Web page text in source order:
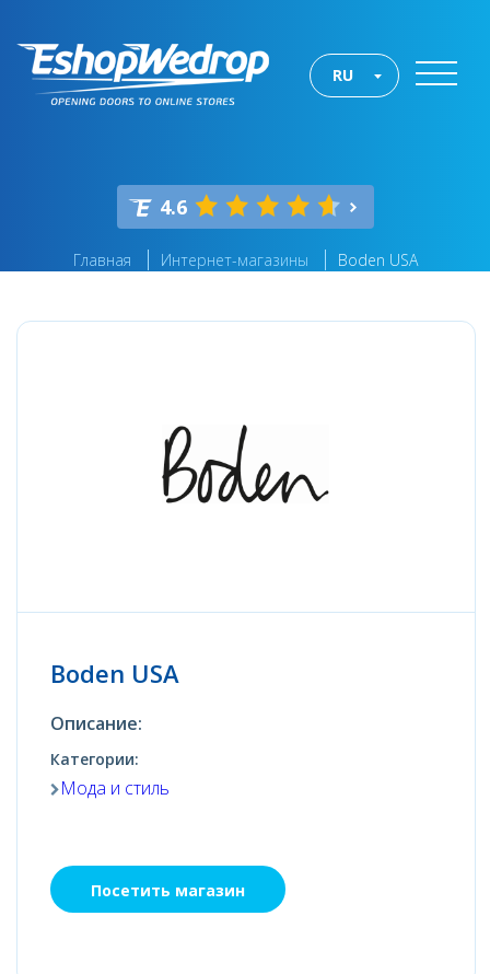
RU
4.6
Главная Интернет-магазины Boden USA
Boden USA
Описание:
Категории:
Мода и стиль
Посетить магазин